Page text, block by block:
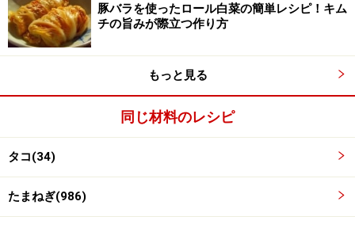
蛸をしっかり炒める
玉ねぎが透明になってしんなりとしてきたら、蛸を入れ
る。蛸から出る水分が飛ぶまでしっかり炒める。
豚バラを使ったロール白菜の簡単レシピ！キム
チの旨みが際立つ作り方
もっと見る
同じ材料のレシピ
タコ(34)
たまねぎ(986)